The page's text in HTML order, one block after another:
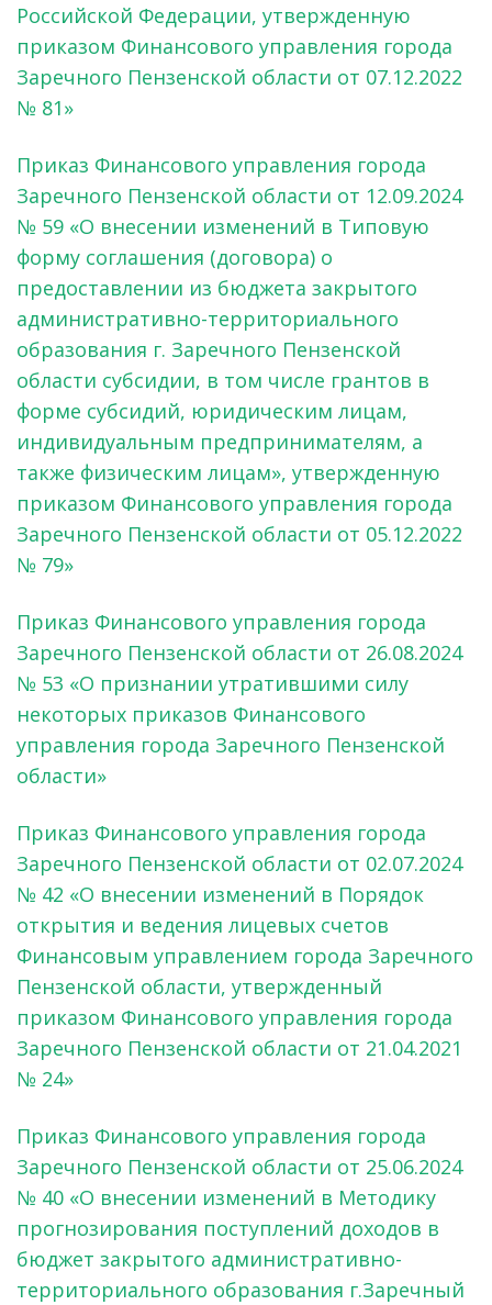
Российской Федерации, утвержденную
приказом Финансового управления города
Заречного Пензенской области от 07.12.2022
№ 81»
Приказ Финансового управления города
Заречного Пензенской области от 12.09.2024
№ 59 «О внесении изменений в Типовую
форму соглашения (договора) о
предоставлении из бюджета закрытого
административно-территориального
образования г. Заречного Пензенской
области субсидии, в том числе грантов в
форме субсидий, юридическим лицам,
индивидуальным предпринимателям, а
также физическим лицам», утвержденную
приказом Финансового управления города
Заречного Пензенской области от 05.12.2022
№ 79»
Приказ Финансового управления города
Заречного Пензенской области от 26.08.2024
№ 53 «О признании утратившими силу
некоторых приказов Финансового
управления города Заречного Пензенской
области»
Приказ Финансового управления города
Заречного Пензенской области от 02.07.2024
№ 42 «О внесении изменений в Порядок
открытия и ведения лицевых счетов
Финансовым управлением города Заречного
Пензенской области, утвержденный
приказом Финансового управления города
Заречного Пензенской области от 21.04.2021
№ 24»
Приказ Финансового управления города
Заречного Пензенской области от 25.06.2024
№ 40 «О внесении изменений в Методику
прогнозирования поступлений доходов в
бюджет закрытого административно-
территориального образования г.Заречный